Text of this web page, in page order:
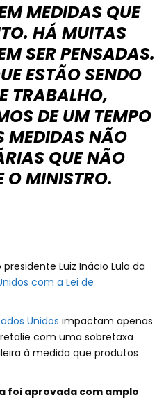
MEDIDAS QUE
HÁ MUITAS
SER PENSADAS.
ESTÃO SENDO
TRABALHO,
DE UM TEMPO
MEDIDAS NÃO
QUE NÃO
O MINISTRO.
Luiz Inácio Lula da
com a Lei de
Unidos impactam apenas
com uma sobretaxa
à medida que produtos
foi aprovada com amplo